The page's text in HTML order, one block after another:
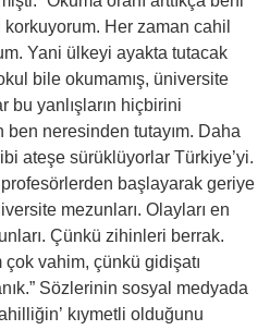
korkuyorum. Her zaman cahil
Yani ülkeyi ayakta tutacak
bile okumamış, üniversite
bu yanlışların hiçbirini
neresinden tutayım. Daha
ateşe sürüklüyorlar Türkiye’yi.
başlayarak geriye
mezunları. Olayları en
Çünkü zihinleri berrak.
vahim, çünkü gidişatı
Sözlerinin sosyal medyada
kıymetli olduğunu